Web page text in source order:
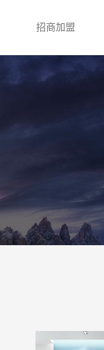
招商加盟